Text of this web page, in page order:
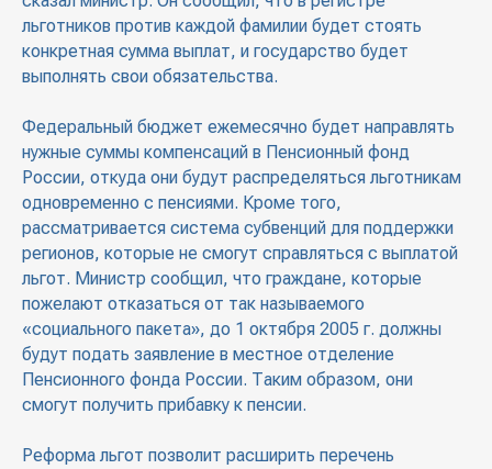
льготников против каждой фамилии будет стоять
конкретная сумма выплат, и государство будет
выполнять свои обязательства.
Федеральный бюджет ежемесячно будет направлять
нужные суммы компенсаций в Пенсионный фонд
России, откуда они будут распределяться льготникам
одновременно с пенсиями. Кроме того,
рассматривается система субвенций для поддержки
регионов, которые не смогут справляться с выплатой
льгот. Министр сообщил, что граждане, которые
пожелают отказаться от так называемого
«социального пакета», до 1 октября 2005 г. должны
будут подать заявление в местное отделение
Пенсионного фонда России. Таким образом, они
смогут получить прибавку к пенсии.
Реформа льгот позволит расширить перечень